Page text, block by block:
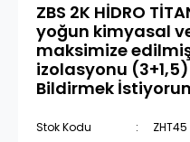
ZBS 2K HİDRO
yoğun kimyasal
maksimize
izolasyonu
Bildirmek
Stok Kodu
ZHT45